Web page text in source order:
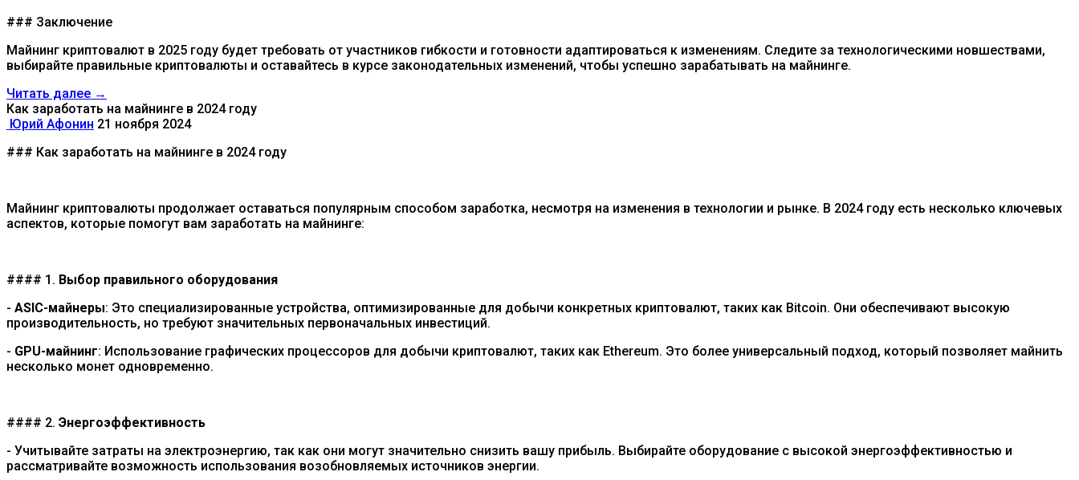
### Заключение
Майнинг криптовалют в 2025 году будет требовать от участников гибкости и готовности адаптироваться к изменениям. Следите за технологическими новшествами,
выбирайте правильные криптовалюты и оставайтесь в курсе законодательных изменений, чтобы успешно зарабатывать на майнинге.
Читать далее →
Как заработать на майнинге в 2024 году
Юрий Афонин 21 ноября 2024
### Как заработать на майнинге в 2024 году
Майнинг криптовалюты продолжает оставаться популярным способом заработка, несмотря на изменения в технологии и рынке. В 2024 году есть несколько ключевых
аспектов, которые помогут вам заработать на майнинге:
#### 1. Выбор правильного оборудования
- ASIC-майнеры: Это специализированные устройства, оптимизированные для добычи конкретных криптовалют, таких как Bitcoin. Они обеспечивают высокую
производительность, но требуют значительных первоначальных инвестиций.
- GPU-майнинг: Использование графических процессоров для добычи криптовалют, таких как Ethereum. Это более универсальный подход, который позволяет майнить
несколько монет одновременно.
#### 2. Энергоэффективность
- Учитывайте затраты на электроэнергию, так как они могут значительно снизить вашу прибыль. Выбирайте оборудование с высокой энергоэффективностью и
рассматривайте возможность использования возобновляемых источников энергии.